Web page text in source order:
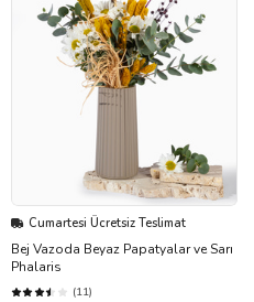
Cumartesi Ücretsiz Teslimat
Bej Vazoda Beyaz Papatyalar ve Sarı
Phalaris
(11)